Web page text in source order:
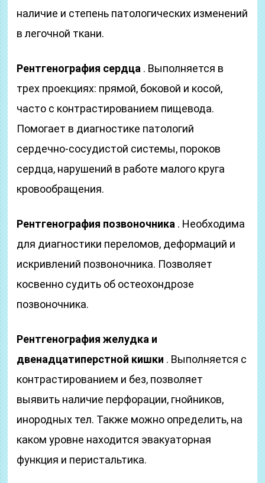
наличие и степень патологических изменений
в легочной ткани.
Рентгенография сердца . Выполняется в
трех проекциях: прямой, боковой и косой,
часто с контрастированием пищевода.
Помогает в диагностике патологий
сердечно-сосудистой системы, пороков
сердца, нарушений в работе малого круга
кровообращения.
Рентгенография позвоночника . Необходима
для диагностики переломов, деформаций и
искривлений позвоночника. Позволяет
косвенно судить об остеохондрозе
позвоночника.
Рентгенография желудка и
двенадцатиперстной кишки . Выполняется с
контрастированием и без, позволяет
выявить наличие перфорации, гнойников,
инородных тел. Также можно определить, на
каком уровне находится эвакуаторная
функция и перистальтика.